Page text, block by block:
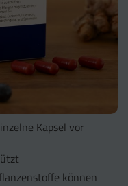
Kapsel vor
können